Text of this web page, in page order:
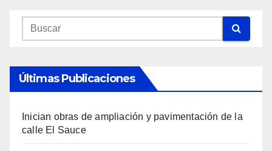
Últimas Publicaciones
Inician obras de ampliación y pavimentación de la
calle El Sauce